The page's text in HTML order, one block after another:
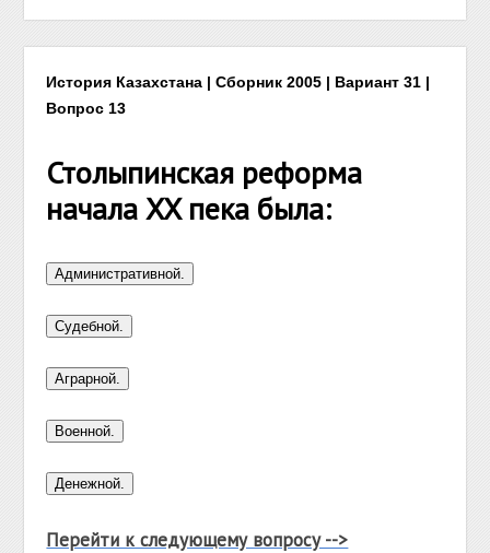
История Казахстана | Сборник 2005 | Вариант 31 |
Вопрос 13
Столыпинская реформа
начала XX пека была:
Перейти к следующему вопросу -->